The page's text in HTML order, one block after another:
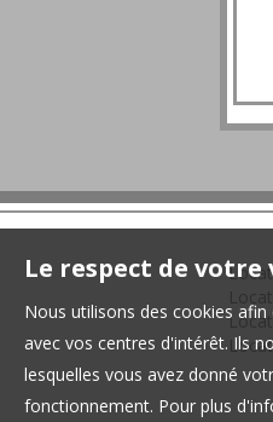
Le respect de
Nous utilisons des cookies
avec vos centres d'intérêt. Ils
lesquelles vous avez donné
fonctionnement. Pour plus